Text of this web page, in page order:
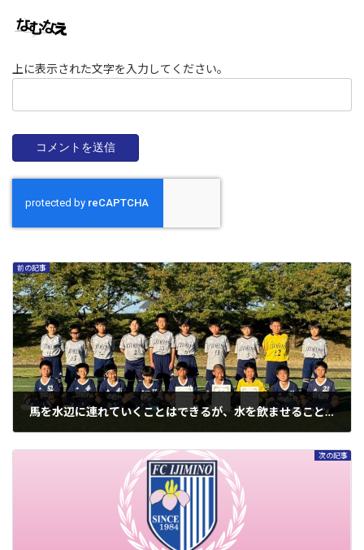
上に表示された文字を入力してください。
前の記事
馬を水辺に連れていくことはできるが、水を飲ませることはできない
次の記事